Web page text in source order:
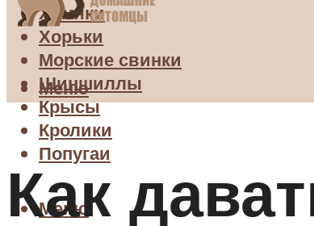
Хомяки
Хорьки
Морские свинки
Шиншиллы
Крысы
Кролики
Попугаи
Меню
Меню
Как